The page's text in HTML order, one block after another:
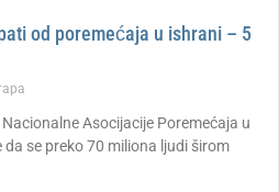
od poremećaja u ishrani – 5
Asocijacije Poremećaja u
da se preko 70 miliona ljudi širom